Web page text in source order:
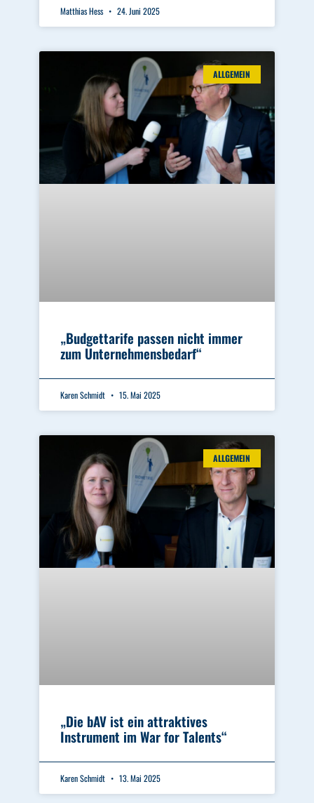
Matthias Hess 24. Juni 2025
ALLGEMEIN
„Budgettarife passen nicht immer
zum Unternehmensbedarf“
Karen Schmidt 15. Mai 2025
ALLGEMEIN
„Die bAV ist ein attraktives
Instrument im War for Talents“
Karen Schmidt 13. Mai 2025